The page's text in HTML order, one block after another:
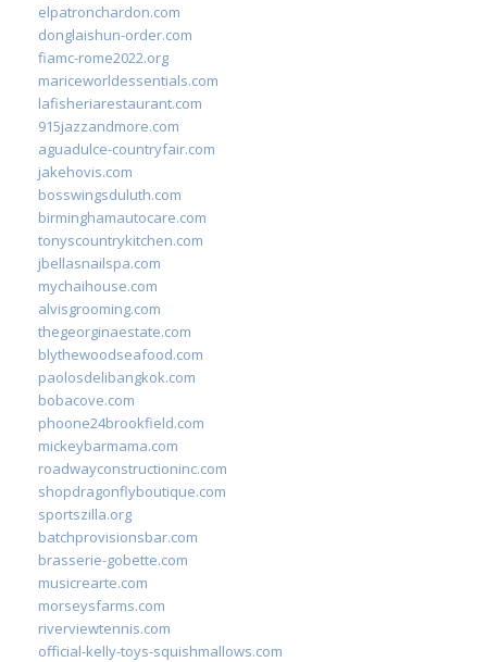
elpatronchardon.com
donglaishun-order.com
fiamc-rome2022.org
mariceworldessentials.com
lafisheriarestaurant.com
915jazzandmore.com
aguadulce-countryfair.com
jakehovis.com
bosswingsduluth.com
birminghamautocare.com
tonyscountrykitchen.com
jbellasnailspa.com
mychaihouse.com
alvisgrooming.com
thegeorginaestate.com
blythewoodseafood.com
paolosdelibangkok.com
bobacove.com
phoone24brookfield.com
mickeybarmama.com
roadwayconstructioninc.com
shopdragonflyboutique.com
sportszilla.org
batchprovisionsbar.com
brasserie-gobette.com
musicrearte.com
morseysfarms.com
riverviewtennis.com
official-kelly-toys-squishmallows.com